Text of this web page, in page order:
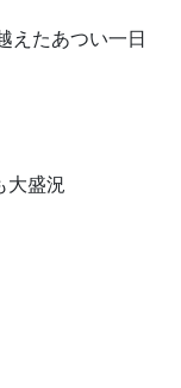
えたあつい一日
大盛況